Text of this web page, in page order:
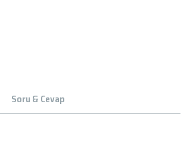
Soru & Cevap